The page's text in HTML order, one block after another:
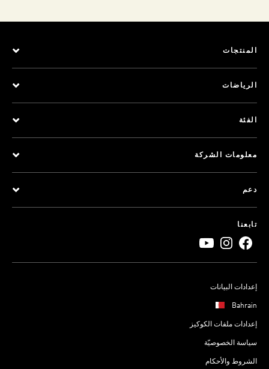
المنتجات
الرياضات
الفئة
معلومات الشركة
دعم
تابعنا
إعدادات البيانات
Bahrain
إعدادات ملفات الكوكيز
سياسة الخصوصيّة
الشروط والأحكام